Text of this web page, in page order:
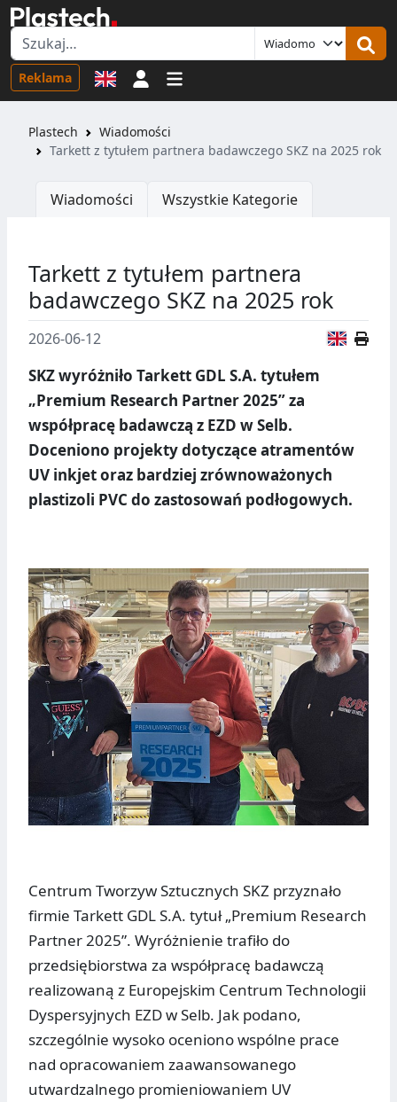
Reklama Logowanie
Plastech
Wiadomości
Tarkett z tytułem partnera badawczego SKZ na 2025 rok
Wiadomości Wszystkie Kategorie
Tarkett z tytułem partnera
badawczego SKZ na 2025 rok
2026-06-12
SKZ wyróżniło Tarkett GDL S.A. tytułem
„Premium Research Partner 2025” za
współpracę badawczą z EZD w Selb.
Doceniono projekty dotyczące atramentów
UV inkjet oraz bardziej zrównoważonych
plastizoli PVC do zastosowań podłogowych.
Centrum Tworzyw Sztucznych SKZ przyznało
firmie Tarkett GDL S.A. tytuł „Premium Research
Partner 2025”. Wyróżnienie trafiło do
przedsiębiorstwa za współpracę badawczą
realizowaną z Europejskim Centrum Technologii
Dyspersyjnych EZD w Selb. Jak podano,
szczególnie wysoko oceniono wspólne prace
nad opracowaniem zaawansowanego
utwardzalnego promieniowaniem UV